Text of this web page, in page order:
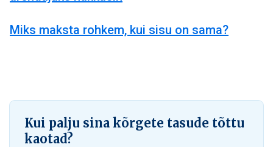
Miks maksta rohkem, kui sisu on sama?
Kui palju sina kõrgete tasude tõttu
kaotad?